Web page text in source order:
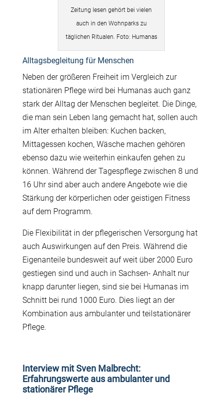
Zeitung lesen gehört bei vielen
auch in den Wohnparks zu
täglichen Ritualen. Foto: Humanas
Alltagsbegleitung für Menschen
Neben der größeren Freiheit im Vergleich zur
stationären Pflege wird bei Humanas auch ganz
stark der Alltag der Menschen begleitet. Die Dinge,
die man sein Leben lang gemacht hat, sollen auch
im Alter erhalten bleiben: Kuchen backen,
Mittagessen kochen, Wäsche machen gehören
ebenso dazu wie weiterhin einkaufen gehen zu
können. Während der Tagespflege zwischen 8 und
16 Uhr sind aber auch andere Angebote wie die
Stärkung der körperlichen oder geistigen Fitness
auf dem Programm.
Die Flexibilität in der pflegerischen Versorgung hat
auch Auswirkungen auf den Preis. Während die
Eigenanteile bundesweit auf weit über 2000 Euro
gestiegen sind und auch in Sachsen- Anhalt nur
knapp darunter liegen, sind sie bei Humanas im
Schnitt bei rund 1000 Euro. Dies liegt an der
Kombination aus ambulanter und teilstationärer
Pflege.
Interview mit Sven Malbrecht:
Erfahrungswerte aus ambulanter und
stationärer Pflege